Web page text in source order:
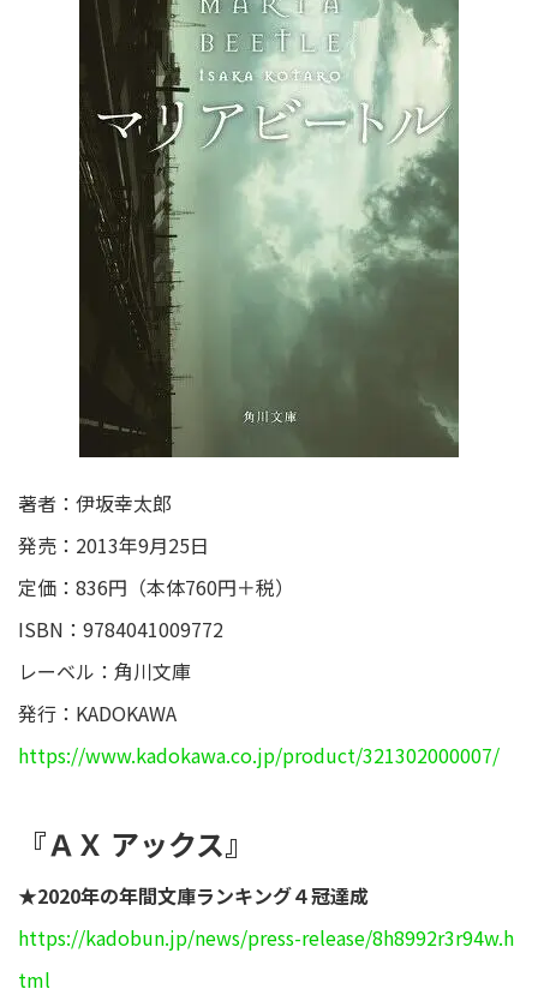
著者：伊坂幸太郎
発売：2013年9月25日
定価：836円（本体760円＋税）
ISBN：9784041009772
レーベル：角川文庫
発行：KADOKAWA
https://www.kadokawa.co.jp/product/321302000007/
『ＡＸ アックス』
★2020年の年間文庫ランキング４冠達成
https://kadobun.jp/news/press-release/8h8992r3r94w.h
tml